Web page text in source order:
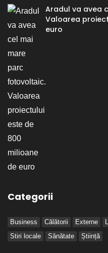
Aradul va avea
Valoarea
euro
Categorii
Business Călătorii Externe
Stiri locale
Sănătate Știință